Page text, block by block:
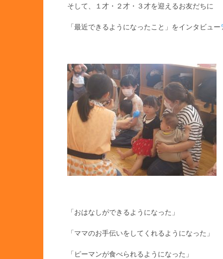
そして、１才・２才・３才を迎えるお友だちに
「最近できるようになったこと」をインタビュー
「おはなしができるようになった」
「ママのお手伝いをしてくれるようになった」
「ピーマンが食べられるようになった」